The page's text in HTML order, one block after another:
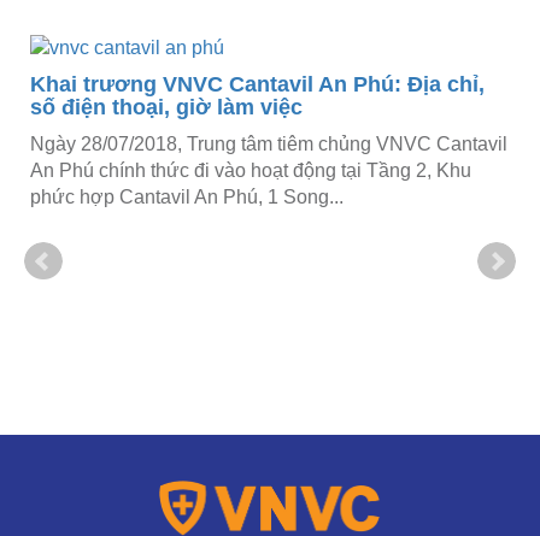
Khai trương VNVC Cantavil An Phú: Địa chỉ,
số điện thoại, giờ làm việc
Ngày 28/07/2018, Trung tâm tiêm chủng VNVC Cantavil
An Phú chính thức đi vào hoạt động tại Tầng 2, Khu
phức hợp Cantavil An Phú, 1 Song...